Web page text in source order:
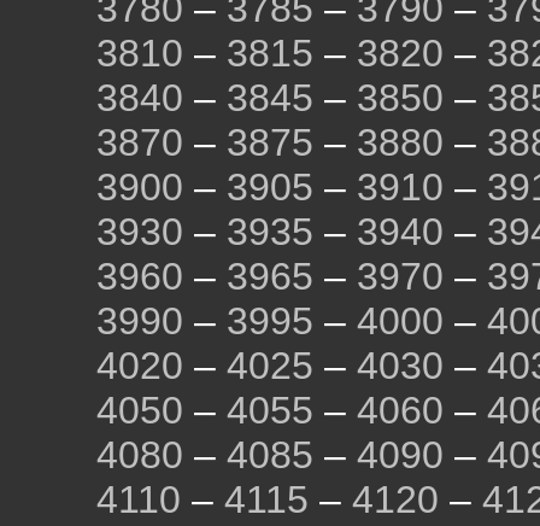
3780 – 3785 – 3790 –
3810 – 3815 – 3820 –
3840 – 3845 – 3850 –
3870 – 3875 – 3880 –
3900 – 3905 – 3910 –
3930 – 3935 – 3940 –
3960 – 3965 – 3970 –
3990 – 3995 – 4000 –
4020 – 4025 – 4030 –
4050 – 4055 – 4060 –
4080 – 4085 – 4090 –
4110 – 4115 – 4120 –